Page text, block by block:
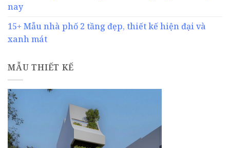
nay
15+ Mẫu nhà phố 2 tầng đẹp, thiết kế hiện đại và
xanh mát
MẪU THIẾT KẾ